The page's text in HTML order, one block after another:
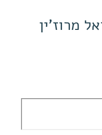
מרוז'ין